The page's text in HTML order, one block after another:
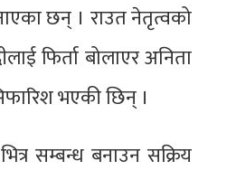
छन् । राउत नेतृत्वको
फिर्ता बोलाएर अनिता
भएकी छिन् ।
सम्बन्ध बनाउन सक्रिय